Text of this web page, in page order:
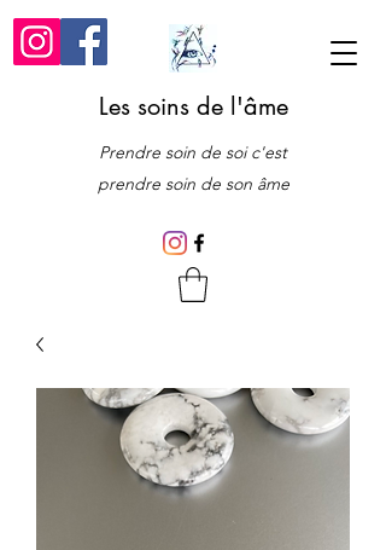
Les soins de l'âme
Prendre soin de soi c'est
prendre soin de son âme